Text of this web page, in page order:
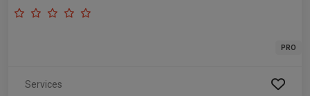
PRO
Services